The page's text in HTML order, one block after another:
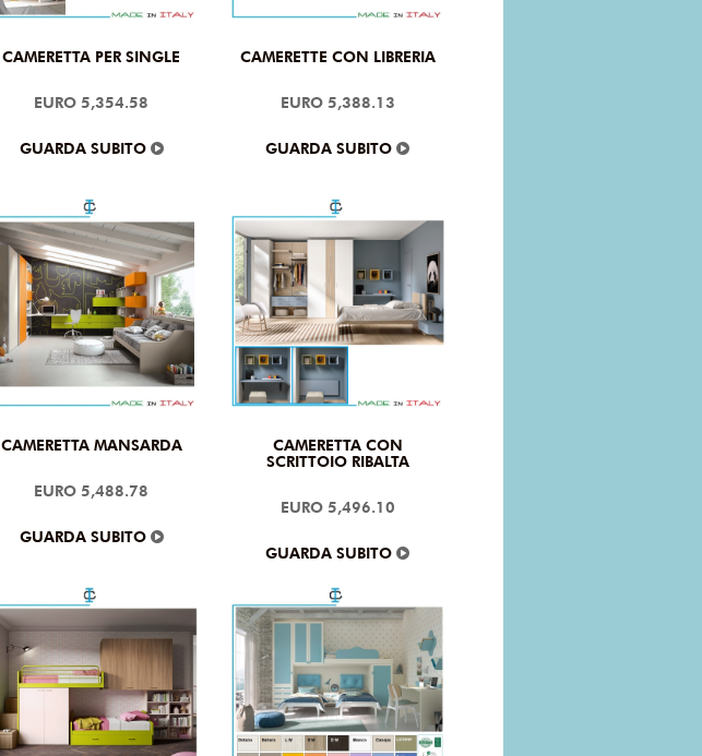
CAMERETTA PER SINGLE
EURO 5,354.58
GUARDA SUBITO
CAMERETTE CON LIBRERIA
EURO 5,388.13
GUARDA SUBITO
CAMERETTA MANSARDA
EURO 5,488.78
GUARDA SUBITO
CAMERETTA CON
SCRITTOIO RIBALTA
EURO 5,496.10
GUARDA SUBITO